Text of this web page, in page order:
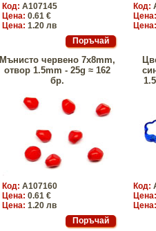
Код: A107145
Цена: 0.61 €
Цена: 1.20 лв
Код:
Мънисто червено 7x8mm,
отвор 1.5mm - 25g ≈ 162
бр.
Код: A107160
Цена: 0.61 €
Цена: 1.20 лв
Код: